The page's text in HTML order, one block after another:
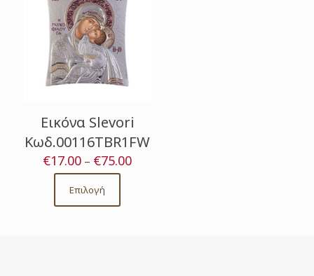
Εικόνα Slevori
Κωδ.00116TBR1FW
€17.00 – €75.00Price
Επιλογή
This
product